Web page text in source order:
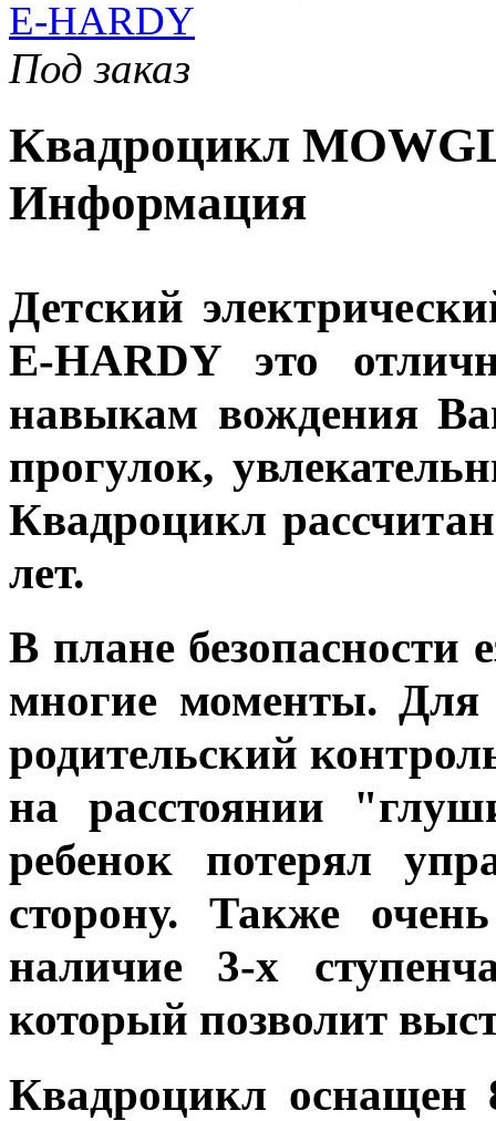
Под заказ
Квадроцикл
Информация
Детский
E-HARDY это
навыкам вождения
прогулок,
Квадроцикл
лет.
В плане
многие моменты. Для
родительский
на расстоянии
ребенок потерял
сторону. Также
наличие 3-х
который позволит
Квадроцикл оснащен